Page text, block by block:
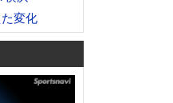
変化